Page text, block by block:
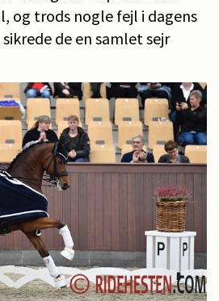
og trods nogle fejl i dagens
de en samlet sejr